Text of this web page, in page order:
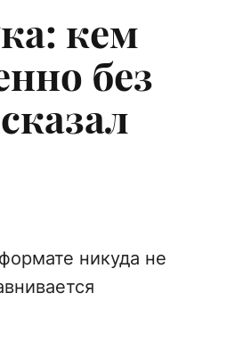
кем
без
никуда не